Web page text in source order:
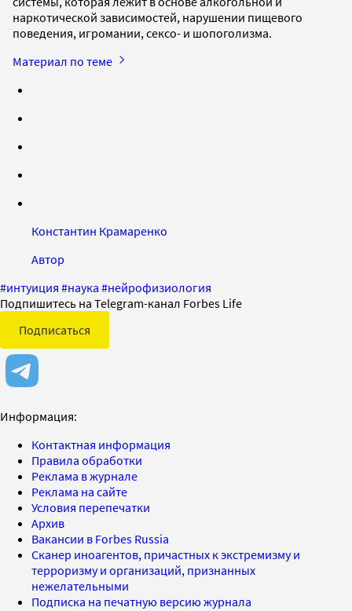
наркотической зависимостей, нарушении пищевого
поведения, игромании, сексо- и шопоголизма.
Материал по теме
Константин Крамаренко
Автор
#интуиция #наука #нейрофизиология
Подпишитесь на Telegram-канал Forbes Life
Подписаться
Информация:
Контактная информация
Правила обработки
Реклама в журнале
Реклама на сайте
Условия перепечатки
Архив
Вакансии в Forbes Russia
Сканер иноагентов, причастных к экстремизму и
терроризму и организаций, признанных
нежелательными
Подписка на печатную версию журнала